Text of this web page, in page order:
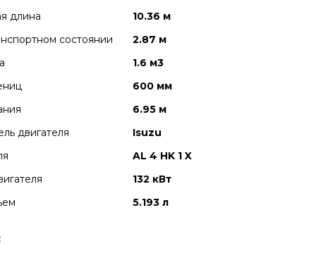
длина
10.36 м
состоянии
2.87 м
1.6 м3
600 мм
6.95 м
двигателя
Isuzu
AL 4 HK 1 X
132 кВт
5.193 л